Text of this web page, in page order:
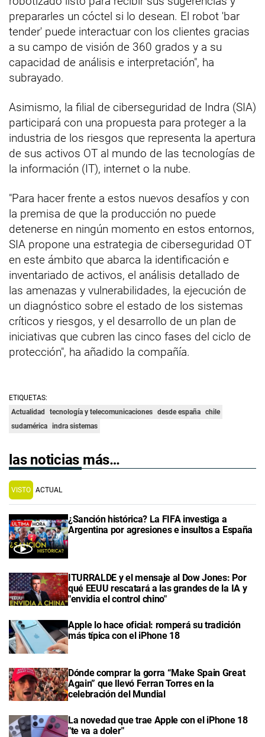
prepararles un cóctel si lo desean. El robot 'bar
tender' puede interactuar con los clientes gracias
a su campo de visión de 360 grados y a su
capacidad de análisis e interpretación", ha
subrayado.
Asimismo, la filial de ciberseguridad de Indra (SIA)
participará con una propuesta para proteger a la
industria de los riesgos que representa la apertura
de sus activos OT al mundo de las tecnologías de
la información (IT), internet o la nube.
"Para hacer frente a estos nuevos desafíos y con
la premisa de que la producción no puede
detenerse en ningún momento en estos entornos,
SIA propone una estrategia de ciberseguridad OT
en este ámbito que abarca la identificación e
inventariado de activos, el análisis detallado de
las amenazas y vulnerabilidades, la ejecución de
un diagnóstico sobre el estado de los sistemas
críticos y riesgos, y el desarrollo de un plan de
iniciativas que cubren las cinco fases del ciclo de
protección", ha añadido la compañía.
ETIQUETAS:
Actualidad
tecnología y telecomunicaciones desde españa chile
sudamérica indra sistemas
las noticias más…
VISTO ACTUAL
¿Sanción histórica? La FIFA investiga a
Argentina por agresiones e insultos a España
ITURRALDE y el mensaje al Dow Jones: Por
qué EEUU rescatará a las grandes de la IA y
"envidia el control chino"
Apple lo hace oficial: romperá su tradición
más típica con el iPhone 18
Dónde comprar la gorra “Make Spain Great
Again” que llevó Ferran Torres en la
celebración del Mundial
La novedad que trae Apple con el iPhone 18
"te va a doler"